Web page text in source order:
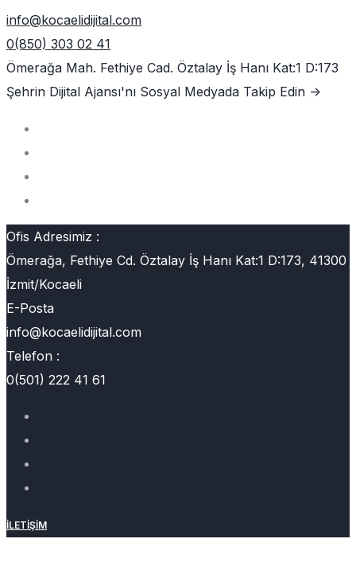
info@kocaelidijital.com
0(850) 303 02 41
Ömerağa Mah. Fethiye Cad. Öztalay İş Hanı Kat:1 D:173
Şehrin Dijital Ajansı'nı Sosyal Medyada Takip Edin ->
Ofis Adresimiz :
Ömerağa, Fethiye Cd. Öztalay İş Hanı Kat:1 D:173, 41300
İzmit/Kocaeli
E-Posta
info@kocaelidijital.com
Telefon :
0(501) 222 41 61
İLETIŞIM